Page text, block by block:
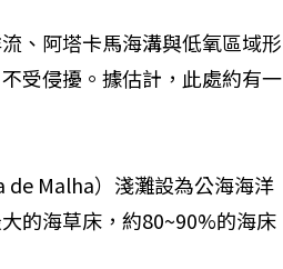
、阿塔卡馬海溝與低氧區域形
受侵擾。據估計，此處約有一
de Malha）淺灘設為公海海洋
的海草床，約80~90%的海床